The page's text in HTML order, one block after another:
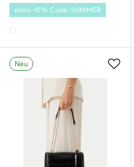
extra -15% Code: SUMMER
Neu